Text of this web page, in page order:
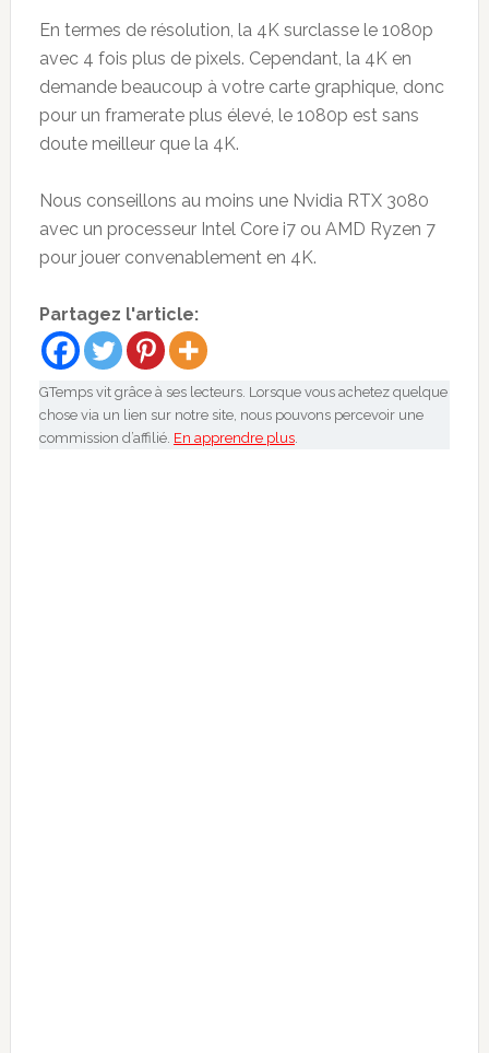
En termes de résolution, la 4K surclasse le 1080p
avec 4 fois plus de pixels. Cependant, la 4K en
demande beaucoup à votre carte graphique, donc
pour un framerate plus élevé, le 1080p est sans
doute meilleur que la 4K.
Nous conseillons au moins une Nvidia RTX 3080
avec un processeur Intel Core i7 ou AMD Ryzen 7
pour jouer convenablement en 4K.
Partagez l'article:
GTemps vit grâce à ses lecteurs. Lorsque vous achetez quelque
chose via un lien sur notre site, nous pouvons percevoir une
commission d’affilié. En apprendre plus.